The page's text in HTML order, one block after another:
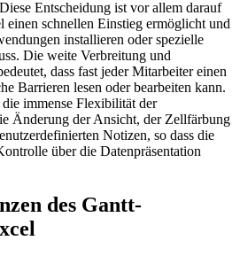
Entscheidung ist vor allem darauf
einen schnellen Einstieg ermöglicht und
installieren oder spezielle
Die weite Verbreitung und
dass fast jeder Mitarbeiter einen
Barrieren lesen oder bearbeiten kann.
immense Flexibilität der
Änderung der Ansicht, der Zellfärbung
Notizen, so dass die
über die Datenpräsentation
des Gantt-